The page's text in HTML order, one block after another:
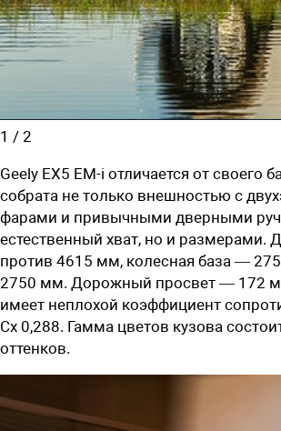
1 / 2
Geely EX5 EM-i отличается от своего
собрата не только внешностью с
фарами и привычными дверными
естественный хват, но и
против 4615 мм, колесная база —
2750 мм. Дорожный просвет — 172
имеет неплохой коэффициент
Сх 0,288. Гамма цветов кузова
оттенков.